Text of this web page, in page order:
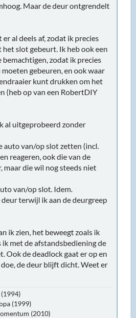
Maar de deur ontgrendelt
al deels af, zodat ik precies
het slot gebeurt. Ik heb ook een
zodat ik precies
gebeuren, en ook waar
kunt drukken om het
(heb op van een RobertDIY
al uitgeprobeerd zonder
van/op slot zetten (incl.
reageren, ook die van de
die wil nog steeds niet
van/op slot. Idem.
terwijl ik aan de deurgreep
ik zien, het beweegt zoals ik
met de afstandsbediening de
Ook de deadlock gaat er op en
de deur blijft dicht. Weet er
(1999)
(2010)